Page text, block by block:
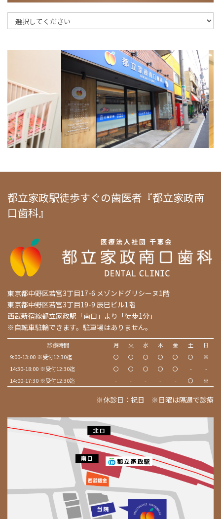
都立家政駅徒歩すぐの歯医者『都立家政南
口歯科』
東京都中野区若宮3丁目17-6 メゾンドグリシーヌ1階
東京都中野区若宮3丁目19-9 辰巳ビル1階
西武新宿線都立家政駅「南口」より「徒歩1分」
※自転車駐輪できます。駐車場はありません。
診療時間 月 火 水 木 金 土
日
9:00-13:00 ※受付12:30迄
〇 〇 〇 〇 〇 〇
※
14:30-18:00 ※受付12:30迄
〇 〇 〇 〇 〇 -
-
14:00-17:30 ※受付12:30迄
- - - - - 〇 ※
※休診日：祝日 ※日曜は隔週で診療